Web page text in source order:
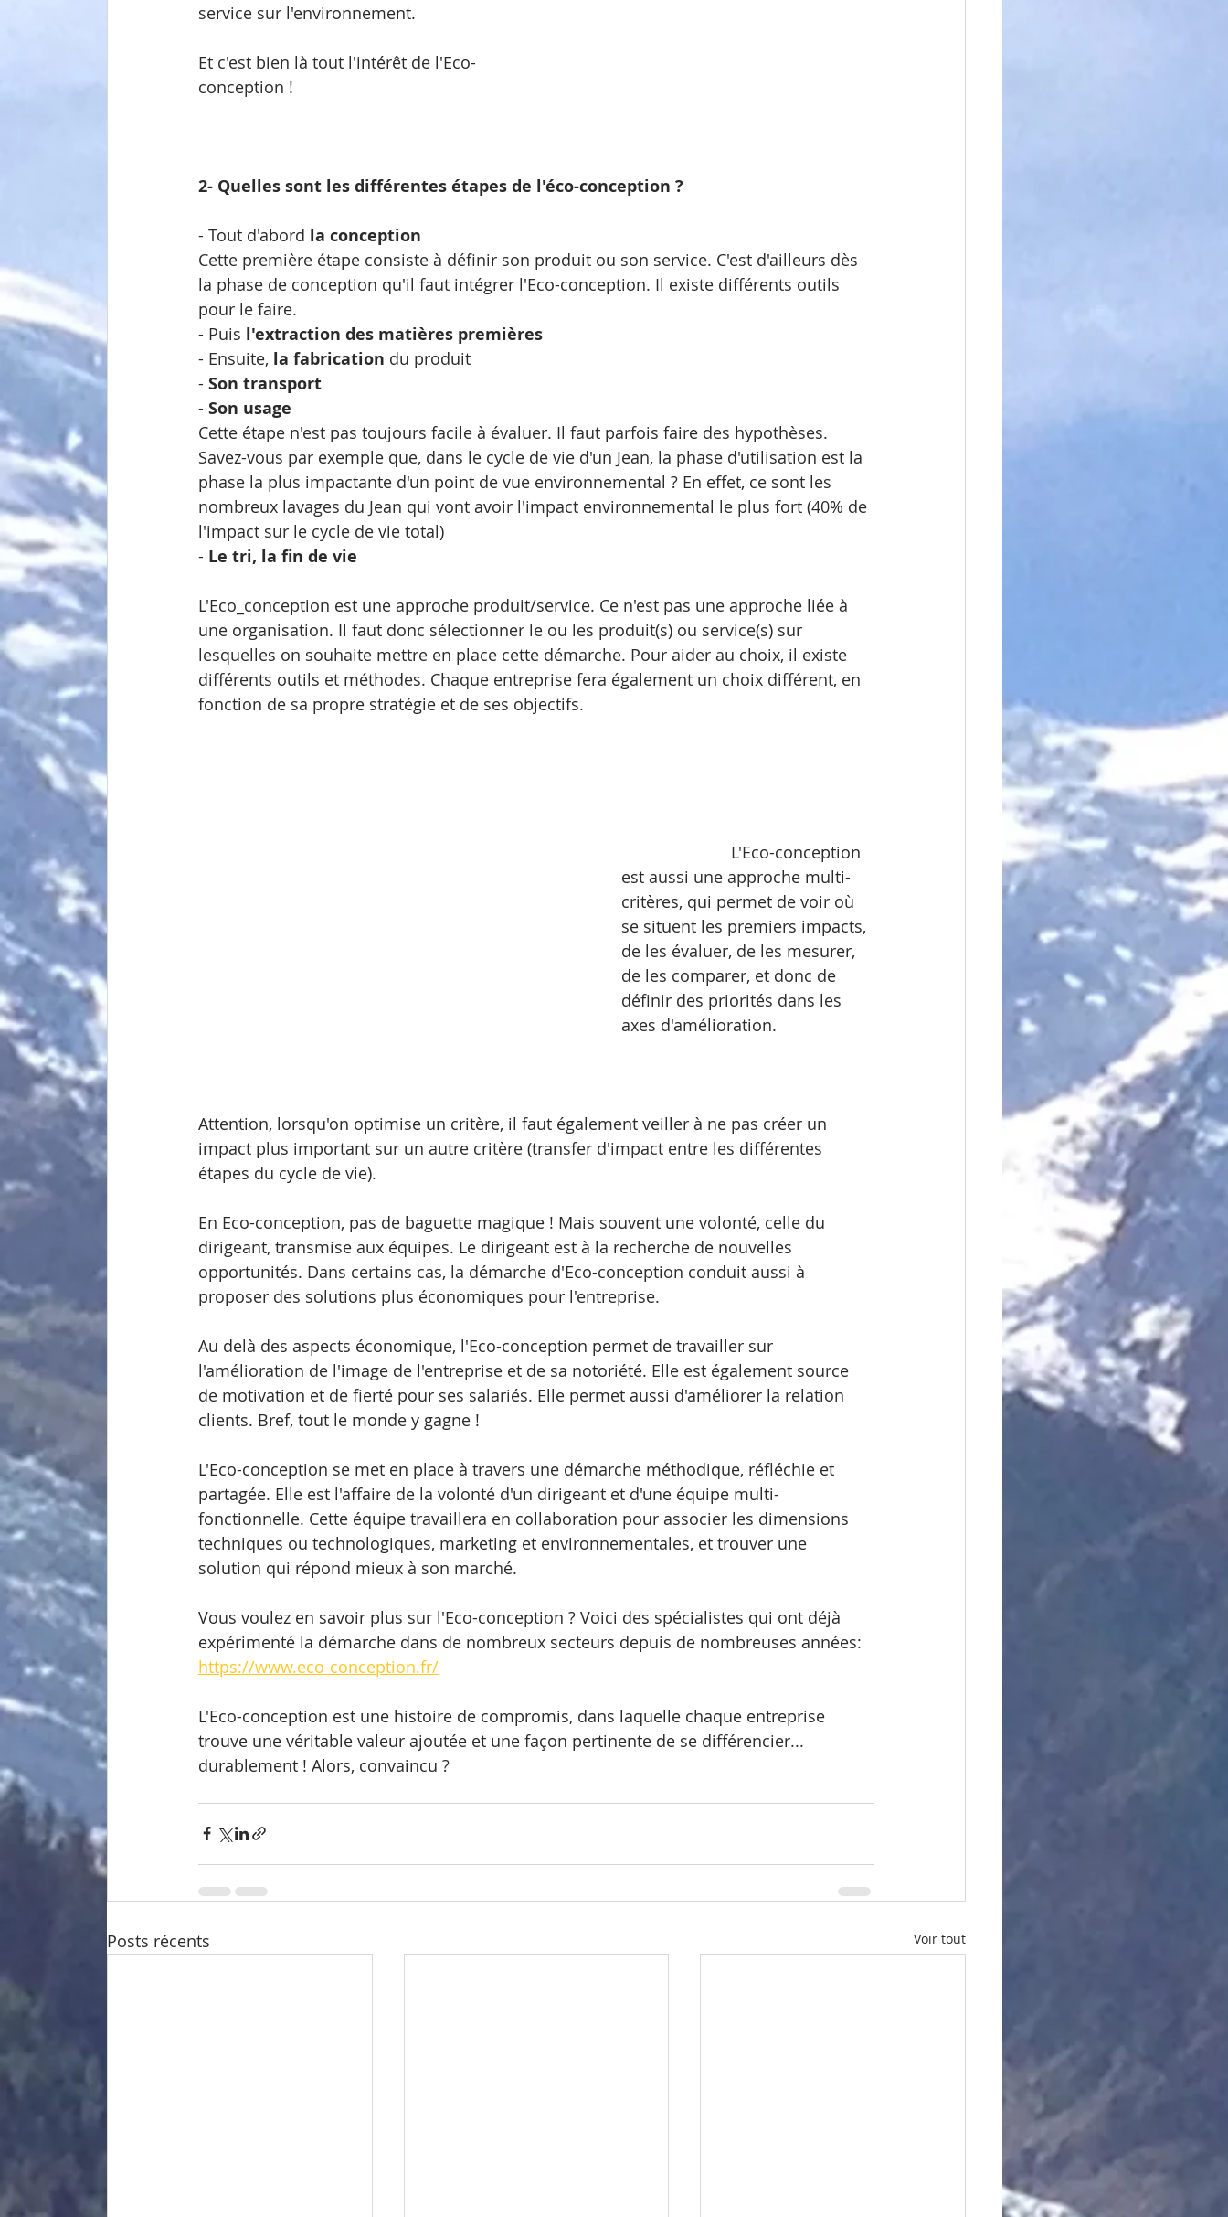
service sur l'environnement.
Et c'est bien là tout l'intérêt de l'Eco-
conception !
2- Quelles sont les différentes étapes de l'éco-conception ?
- Tout d'abord la conception
Cette première étape consiste à définir son produit ou son service. C'est d'ailleurs dès
la phase de conception qu'il faut intégrer l'Eco-conception. Il existe différents outils
pour le faire.
- Puis l'extraction des matières premières
- Ensuite, la fabrication du produit
- Son transport
- Son usage
Cette étape n'est pas toujours facile à évaluer. Il faut parfois faire des hypothèses.
Savez-vous par exemple que, dans le cycle de vie d'un Jean, la phase d'utilisation est la
phase la plus impactante d'un point de vue environnemental ? En effet, ce sont les
nombreux lavages du Jean qui vont avoir l'impact environnemental le plus fort (40% de
l'impact sur le cycle de vie total)
- Le tri, la fin de vie
L'Eco_conception est une approche produit/service. Ce n'est pas une approche liée à
une organisation. Il faut donc sélectionner le ou les produit(s) ou service(s) sur
lesquelles on souhaite mettre en place cette démarche. Pour aider au choix, il existe
différents outils et méthodes. Chaque entreprise fera également un choix différent, en
fonction de sa propre stratégie et de ses objectifs.
est aussi une approche multi-
critères, qui permet de voir où
se situent les premiers impacts,
de les évaluer, de les mesurer,
de les comparer, et donc de
définir des priorités dans les
axes d'amélioration.
Attention, lorsqu'on optimise un critère, il faut également veiller à ne pas créer un
impact plus important sur un autre critère (transfer d'impact entre les différentes
étapes du cycle de vie).
En Eco-conception, pas de baguette magique ! Mais souvent une volonté, celle du
dirigeant, transmise aux équipes. Le dirigeant est à la recherche de nouvelles
opportunités. Dans certains cas, la démarche d'Eco-conception conduit aussi à
proposer des solutions plus économiques pour l'entreprise.
Au delà des aspects économique, l'Eco-conception permet de travailler sur
l'amélioration de l'image de l'entreprise et de sa notoriété. Elle est également source
de motivation et de fierté pour ses salariés. Elle permet aussi d'améliorer la relation
clients. Bref, tout le monde y gagne !
L'Eco-conception se met en place à travers une démarche méthodique, réfléchie et
partagée. Elle est l'affaire de la volonté d'un dirigeant et d'une équipe multi-
fonctionnelle. Cette équipe travaillera en collaboration pour associer les dimensions
techniques ou technologiques, marketing et environnementales, et trouver une
solution qui répond mieux à son marché.
Vous voulez en savoir plus sur l'Eco-conception ? Voici des spécialistes qui ont déjà
expérimenté la démarche dans de nombreux secteurs depuis de nombreuses années:
https://www.eco-conception.fr/
L'Eco-conception est une histoire de compromis, dans laquelle chaque entreprise
trouve une véritable valeur ajoutée et une façon pertinente de se différencier...
durablement ! Alors, convaincu ?
Posts récents Voir tout